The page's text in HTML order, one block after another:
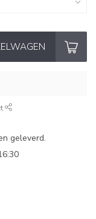
geleverd.